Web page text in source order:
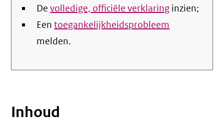
Devolledige, officiële verklaring inzien;
Eentoegankelijkheidsprobleem
melden.
Inhoud